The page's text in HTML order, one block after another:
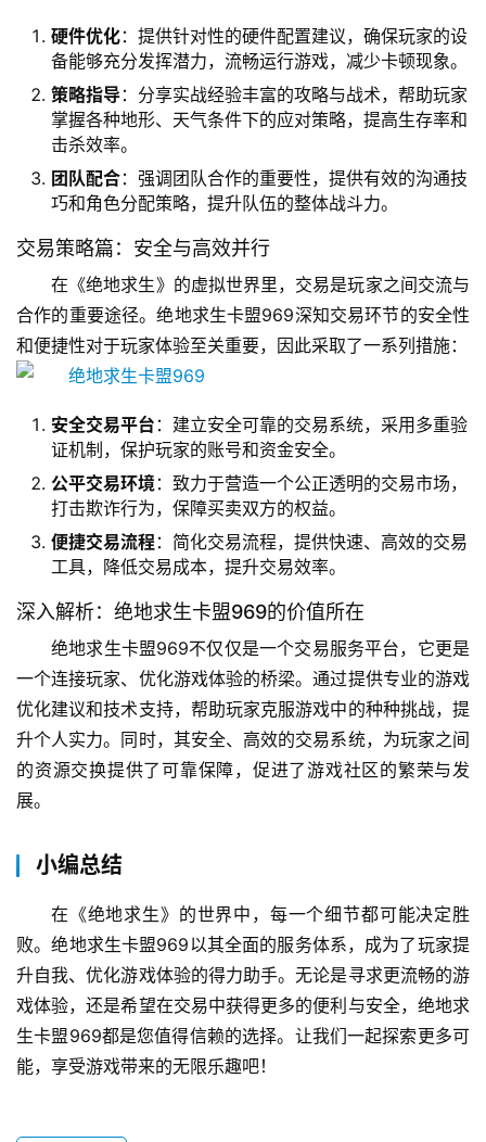
硬件优化：提供针对性的硬件配置建议，确保玩家的设
备能够充分发挥潜力，流畅运行游戏，减少卡顿现象。
策略指导：分享实战经验丰富的攻略与战术，帮助玩家
掌握各种地形、天气条件下的应对策略，提高生存率和
击杀效率。
团队配合：强调团队合作的重要性，提供有效的沟通技
巧和角色分配策略，提升队伍的整体战斗力。
交易策略篇：安全与高效并行
在《绝地求生》的虚拟世界里，交易是玩家之间交流与
合作的重要途径。绝地求生卡盟969深知交易环节的安全性
和便捷性对于玩家体验至关重要，因此采取了一系列措施：
安全交易平台 ：建立安全可靠的交易系统，采用多重验
证机制，保护玩家的账号和资金安全。
公平交易环境：致力于营造一个公正透明的交易市场，
打击欺诈行为，保障买卖双方的权益。
便捷交易流程：简化交易流程，提供快速、高效的交易
工具，降低交易成本，提升交易效率。
深入解析：绝地求生卡盟969的价值所在
绝地求生卡盟969不仅仅是一个交易服务平台，它更是
一个连接玩家、优化游戏体验的桥梁。通过提供专业的游戏
优化建议和技术支持，帮助玩家克服游戏中的种种挑战，提
升个人实力。同时，其安全、高效的交易系统，为玩家之间
的资源交换提供了可靠保障，促进了游戏社区的繁荣与发
展。
小编总结
在《绝地求生》的世界中，每一个细节都可能决定胜
败。绝地求生卡盟969以其全面的服务体系，成为了玩家提
升自我、优化游戏体验的得力助手。无论是寻求更流畅的游
戏体验，还是希望在交易中获得更多的便利与安全，绝地求
生卡盟969都是您值得信赖的选择。让我们一起探索更多可
能，享受游戏带来的无限乐趣吧！